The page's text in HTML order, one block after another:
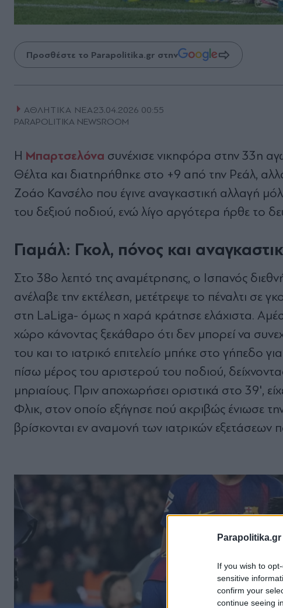
Parapolitika.gr
If you wish to
sensitive
confirm your
continue seeing
Προσθέστε το Parapolitika.gr στην
ΑΘΛΗΤΙΚΑ ΝΕΑ23.04.2026 00:55
PARAPOLITIKA NEWSROOM
Η Μπαρτσελόνα συνέχισε νικηφόρα στην 33η
Θέλτα και διατηρήθηκε στο +9 από την Ρεάλ,
Ζοάο Κανσέλο που έγινε αναγκαστική αλλαγή
του δεξιού ποδιού, ενώ λίγο αργότερα ήρθε το
Γιαμάλ: Γκολ, πόνος και
Στο 38ο λεπτό της αναμέτρησης, ο Ισπανός
ανέλαβε την εκτέλεση, μετέτρεψε το πέναλτι σε
στη LaLiga- όμως η χαρά κράτησε ελάχιστα.
χώρο κάνοντας ξεκάθαρο ότι δεν μπορεί να
του και το ιατρικό επιτελείο μπήκε στο γήπεδο
πίσω μέρος του αριστερού του ποδιού,
μηριαίους. Πριν αποχωρήσει οριστικά στο 39',
Φλικ, στον οποίο εξήγησε πού ακριβώς ένιωσε
βρίσκονται εν αναμονή των ιατρικών εξετάσεων